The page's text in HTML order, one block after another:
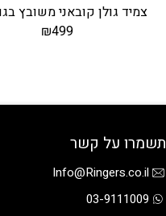
צמיד גולן קובאני משובץ
₪499
תשמרו על קשר
Info@Ringers.co.il
03-9111009